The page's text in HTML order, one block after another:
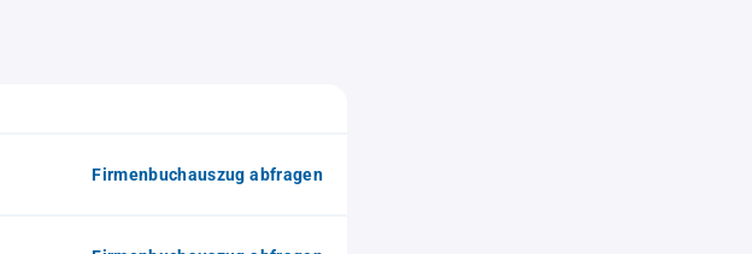
Firmenbuchauszug abfragen